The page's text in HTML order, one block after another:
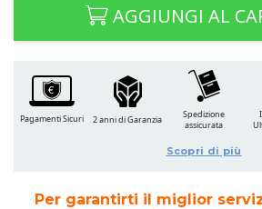
AGGIUNGI AL
Per garantirti il miglior
Pagamenti Sicuri 2 anni di Garanzia
Spedizione
assicurata
Scopri di più